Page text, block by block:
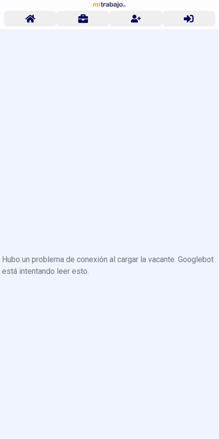
Hubo un problema de conexión al cargar la vacante. Googlebot
está intentando leer esto.